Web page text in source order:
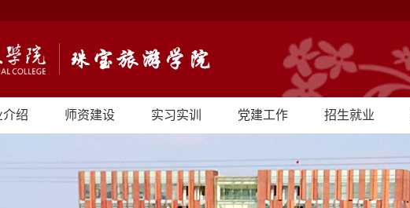
介绍 师资建设 实习实训 党建工作 招生就业